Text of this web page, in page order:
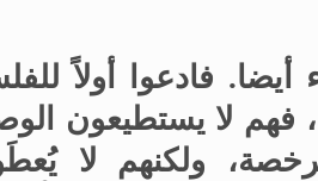
فادعوا أولاً
فهم لا يستطيعون
ولكنهم لا